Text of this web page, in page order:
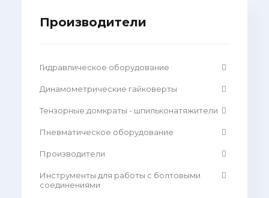
Производители
Гидравлическое оборудование
Динамометрические гайковерты
Тензорные домкраты - шпильконатяжители
Пневматическое оборудование
Производители
Инструменты для работы с болтовыми
соединениями